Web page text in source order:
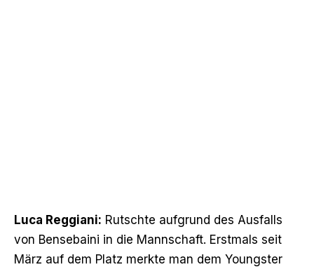
Luca Reggiani: Rutschte aufgrund des Ausfalls
von Bensebaini in die Mannschaft. Erstmals seit
März auf dem Platz merkte man dem Youngster